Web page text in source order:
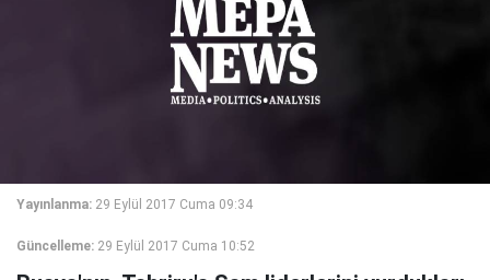
Yayınlanma: 29 Eylül 2017 Cuma 09:34
Güncelleme: 29 Eylül 2017 Cuma 10:52